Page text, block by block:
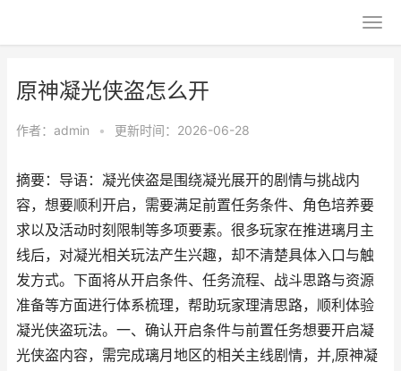
原神凝光侠盗怎么开
作者： admin • 更新时间：2026-06-28
摘要：导语：凝光侠盗是围绕凝光展开的剧情与挑战内
容，想要顺利开启，需要满足前置任务条件、角色培养要
求以及活动时刻限制等多项要素。很多玩家在推进璃月主
线后，对凝光相关玩法产生兴趣，却不清楚具体入口与触
发方式。下面将从开启条件、任务流程、战斗思路与资源
准备等方面进行体系梳理，帮助玩家理清思路，顺利体验
凝光侠盗玩法。一、确认开启条件与前置任务想要开启凝
光侠盗内容，需完成璃月地区的相关主线剧情，并,原神凝